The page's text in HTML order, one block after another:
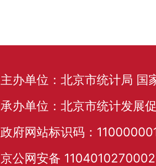
主办单位：北京市统计局 国
承办单位：北京市统计发展
政府网站标识码：
京公网安备